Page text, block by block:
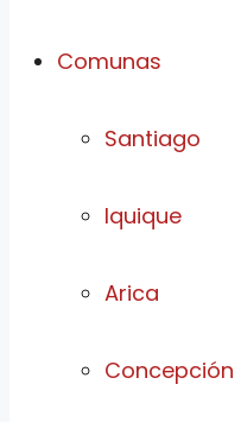
Comunas
Santiago
Iquique
Arica
Concepción